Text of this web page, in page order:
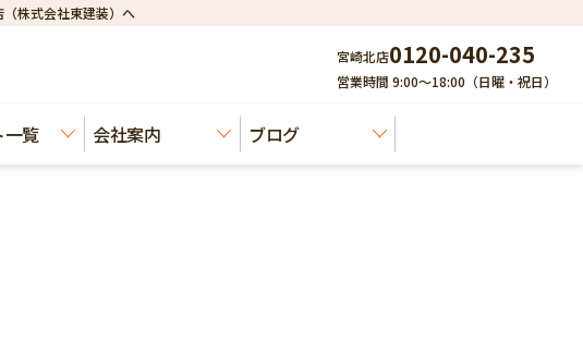
（株式会社東建装）へ
宮崎北店0120-040-235
営業時間 9:00～18:00（日曜・祝日）
一覧 会社案内 ブログ